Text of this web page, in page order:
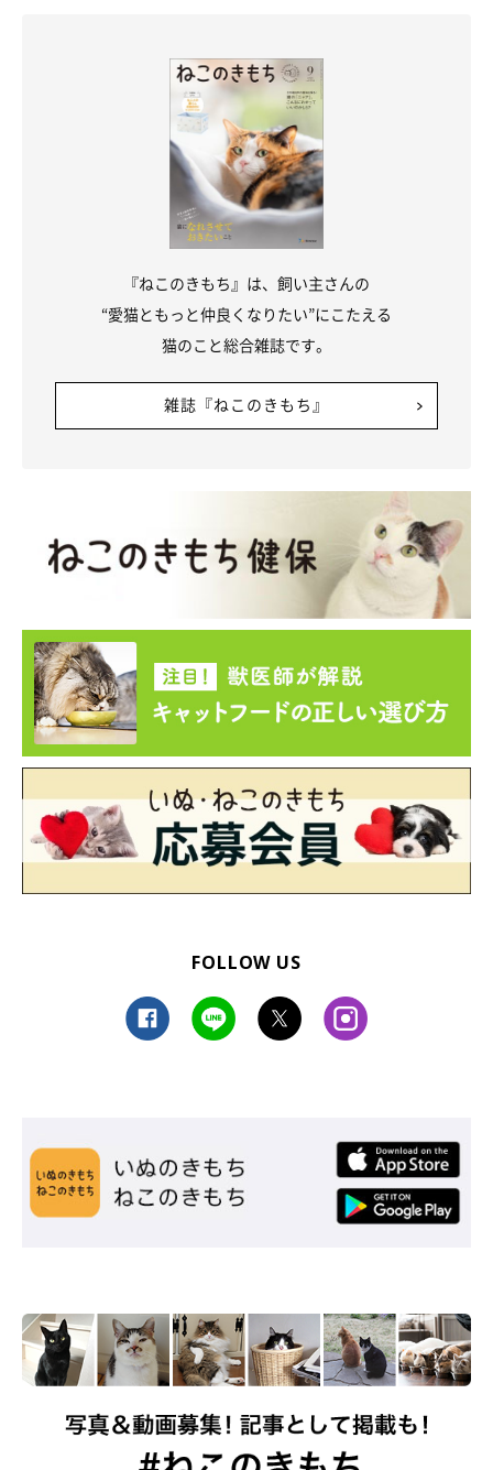
ドアを開けたら愛猫が待っていて、びっくりした経験がある飼い
主さんもいるかもしれません。こちらでは、そんな「待ち伏せ」
玄関で待ち伏せ♪
ねこのきもち投稿写真ギャラリー
『ねこのきもち』は、飼い主さんの
“愛猫ともっと仲良くなりたい”にこたえる
猫のこと総合雑誌です。
雑誌『ねこのきもち』
FOLLOW US